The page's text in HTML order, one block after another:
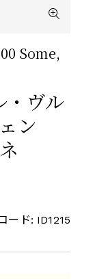
Some,
・ヴル
ン
ード: ID1215